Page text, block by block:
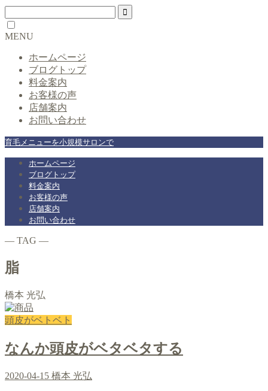
MENU
ホームページ
ブログトップ
料金案内
お客様の声
店舗案内
お問い合わせ
育毛メニューを小規模サロンで
ホームページ
ブログトップ
料金案内
お客様の声
店舗案内
お問い合わせ
― TAG ―
脂
橋本 光弘
頭皮がベトベト
なんか頭皮がベタベタする
2020-04-15 橋本 光弘